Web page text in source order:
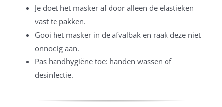
Je doet het masker af door alleen de elastieken
vast te pakken.
Gooi het masker in de afvalbak en raak deze niet
onnodig aan.
Pas handhygiëne toe: handen wassen of
desinfectie.